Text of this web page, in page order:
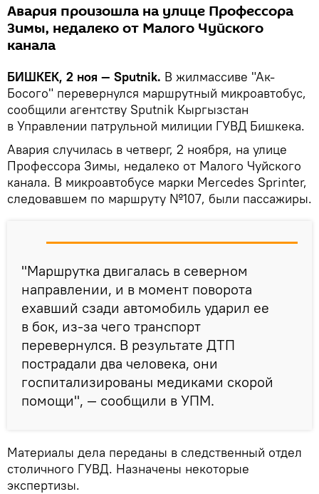
Авария произошла на улице Профессора
Зимы, недалеко от Малого Чуйского
канала
БИШКЕК, 2 ноя — Sputnik. В жилмассиве "Ак-
Босого" перевернулся маршрутный микроавтобус,
сообщили агентству Sputnik Кыргызстан
в Управлении патрульной милиции ГУВД Бишкека.
Авария случилась в четверг, 2 ноября, на улице
Профессора Зимы, недалеко от Малого Чуйского
канала. В микроавтобусе марки Mercedes Sprinter,
следовавшем по маршруту №107, были пассажиры.
"Маршрутка двигалась в северном
направлении, и в момент поворота
ехавший сзади автомобиль ударил ее
в бок, из-за чего транспорт
перевернулся. В результате ДТП
пострадали два человека, они
госпитализированы медиками скорой
помощи", — сообщили в УПМ.
Материалы дела переданы в следственный отдел
столичного ГУВД. Назначены некоторые
экспертизы.